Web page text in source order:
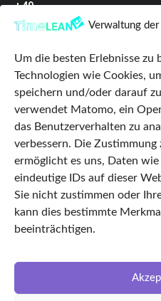
Verwaltung
Um die besten Erlebnisse
Technologien wie Cookies,
speichern und/oder darauf
verwendet Matomo, ein
das Benutzerverhalten zu
verbessern. Die Zustimmung
ermöglicht es uns, Daten
eindeutige IDs auf dieser
Sie nicht zustimmen oder
kann dies bestimmte
beeinträchtigen.
+49
(0)345
Impressum
AGB
Cookie Policy
Startseite
Features
TimeLEAN Login
Über uns
Facebook